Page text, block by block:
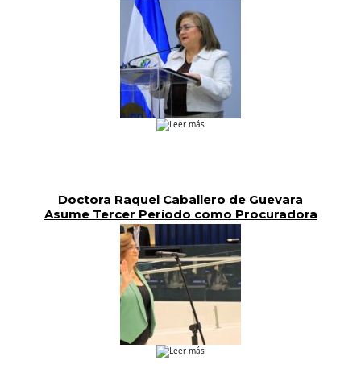
Políticas Públicas»
Leer más
Doctora Raquel Caballero de Guevara
Asume Tercer Período como Procuradora
Para la Defensa de los Derechos Humanos
Leer más